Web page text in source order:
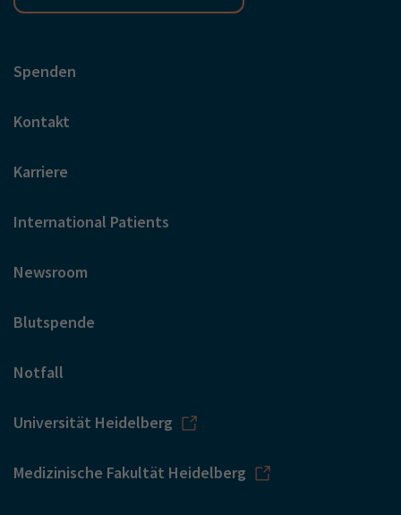
Spenden
Kontakt
Karriere
International Patients
Newsroom
Blutspende
Notfall
Universität Heidelberg
Medizinische Fakultät Heidelberg